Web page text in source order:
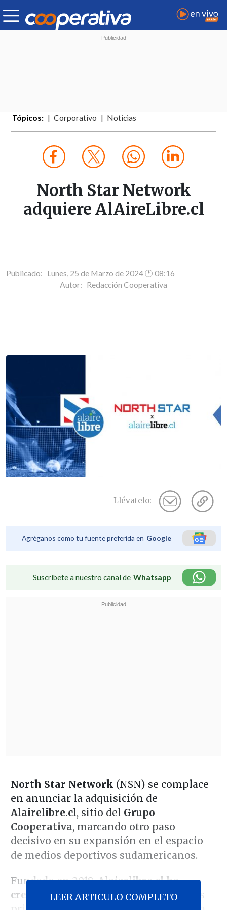
Tópicos: Corporativo Noticias
North Star Network
adquiere AlAireLibre.cl
Publicado: Lunes, 25 de Marzo de 2024 🕐 08:16
Autor: Redacción Cooperativa
Llévatelo:
Agréganos como tu fuente preferida en Google
Suscríbete a nuestro canal de Whatsapp
North Star Network (NSN) se complace
en anunciar la adquisición de
Alairelibre.cl, sitio del Grupo
Cooperativa, marcando otro paso
decisivo en su expansión en el espacio
de medios deportivos sudamericanos.
Fundado en 2018,Alairelibre.cl ha
crecido en reputacióncomo uno de los
LEER ARTICULO COMPLETO